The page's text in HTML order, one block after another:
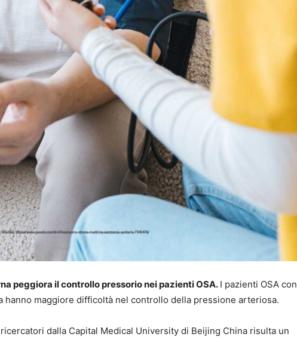
peggiora il controllo pressorio nei pazienti OSA. I pazienti OSA con
hanno maggiore difficoltà nel controllo della pressione arteriosa.
dalla Capital Medical University di Beijing China risulta un